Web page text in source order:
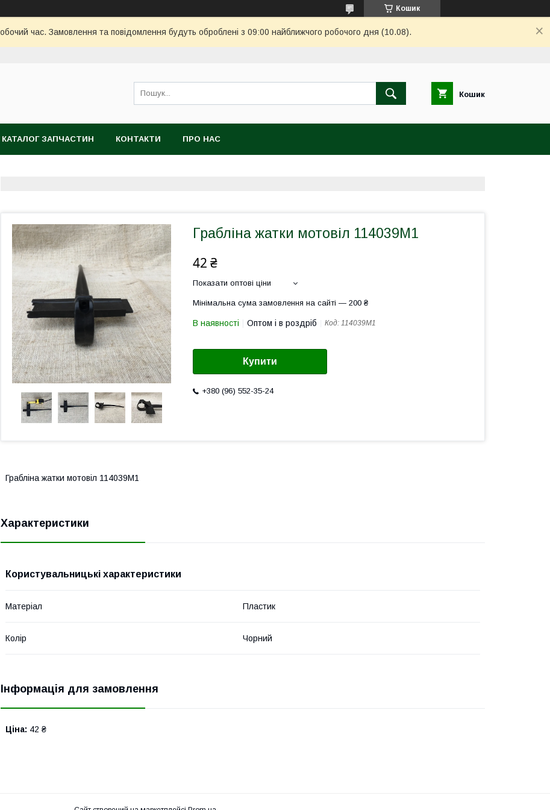
Кошик
час. Замовлення та повідомлення будуть оброблені з 09:00 найближчого робочого дня (10.08).
Кошик
КАТАЛОГ ЗАПЧАСТИН КОНТАКТИ ПРО НАС
Грабліна жатки мотовіл 114039M1
42 ₴
Показати оптові ціни
Мінімальна сума замовлення на сайті — 200 ₴
В наявності Оптом і в роздріб Код: 114039M1
Купити
+380 (96) 552-35-24
Грабліна жатки мотовіл 114039M1
Характеристики
Користувальницькі характеристики
Матеріал Пластик
Колір Чорний
Інформація для замовлення
Ціна: 42 ₴